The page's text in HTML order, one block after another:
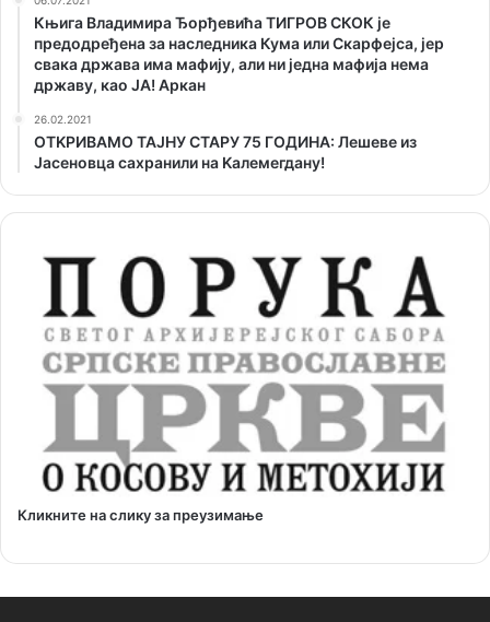
Књига Владимира Ђорђевића ТИГРОВ СКОК је
предодређена за наследника Кума или Скарфејса, јер
свака држава има мафију, али ни једна мафија нема
државу, као ЈА! Аркан
26.02.2021
ОТKРИВАМО ТАЈНУ СТАРУ 75 ГОДИНА: Лешеве из
Јасеновца сахранили на Kалемегдану!
Кликните на слику за преузимање